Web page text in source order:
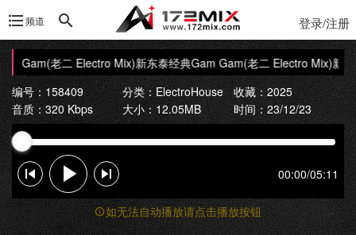
频道 登录/注册
Gam(老二 Electro Mix)新东泰经典Gam Gam(老二 Electro Mix)新东
编号：158409
分类：ElectroHouse
收藏：2025
音质：320 Kbps
大小：12.05MB 时间：23/12/23
00:00/05:11
如无法自动播放请点击播放按钮